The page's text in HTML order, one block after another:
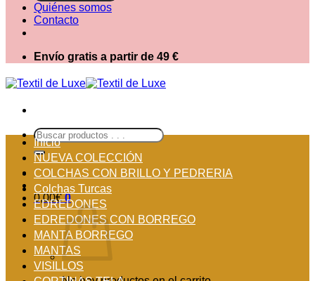
Quiénes somos
Contacto
Envío gratis a partir de 49 €
Buscar
por:
0,00€ 0
Inicio
NUEVA COLECCIÓN
COLCHAS CON BRILLO Y PEDRERIA
Colchas Turcas
EDREDONES
EDREDONES CON BORREGO
MANTA BORREGO
MANTAS
VISILLOS